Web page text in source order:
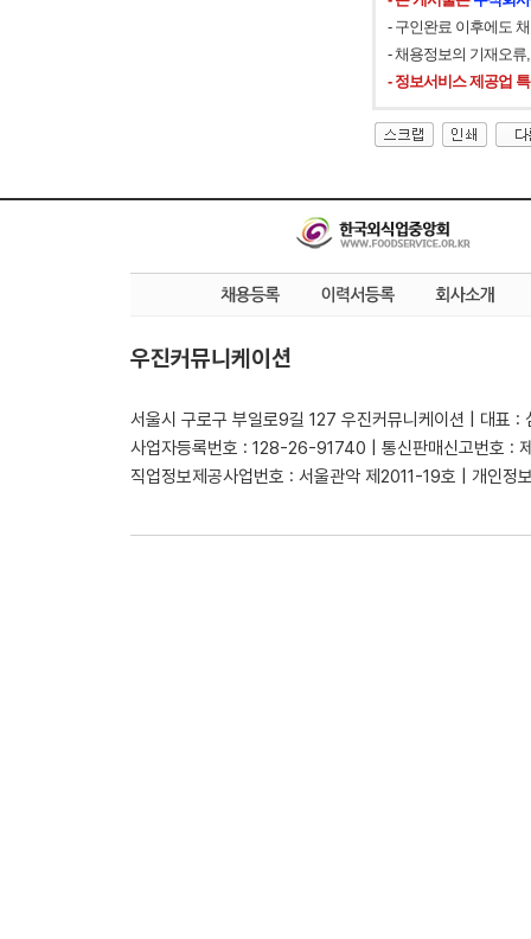
- 구인완료 이후에도
- 채용정보의 기재오
- 정보서비스 제공업
우진커뮤니케이션
서울시 구로구 부일로9길 127 우진커뮤니케이션 | 대표 :
사업자등록번호 : 128-26-91740 | 통신판매신고번호 :
직업정보제공사업번호 : 서울관악 제2011-19호 | 개인정